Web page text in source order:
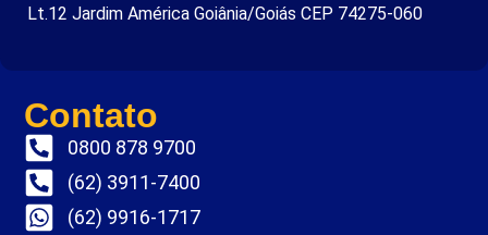
Lt.12 Jardim América Goiânia/Goiás CEP 74275-060
Contato
0800 878 9700
(62) 3911-7400
(62) 9916-1717